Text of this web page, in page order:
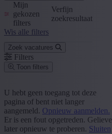
Mijn
gekozen
filters
Verfijn
zoekresultaat
Wis alle filters
Zoek vacatures
Filters
Toon filters
Zoek vacatures
Segment
U hebt geen toegang tot deze
pagina of bent niet langer
aangemeld. Opnieuw aanmelden.
Er is een fout opgetreden. Gelieve
later opnieuw te proberen. Sluiten